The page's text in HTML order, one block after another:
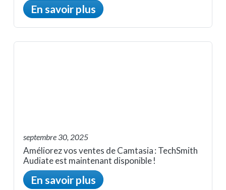
En savoir plus
septembre 30, 2025
Améliorez vos ventes de Camtasia : TechSmith
Audiate est maintenant disponible !
En savoir plus